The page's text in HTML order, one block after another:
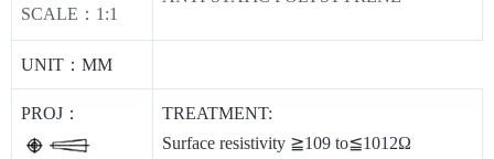
SCALE：1:1
UNIT：MM
PROJ：
TREATMENT:
Surface resistivity ≧109 to≦1012Ω